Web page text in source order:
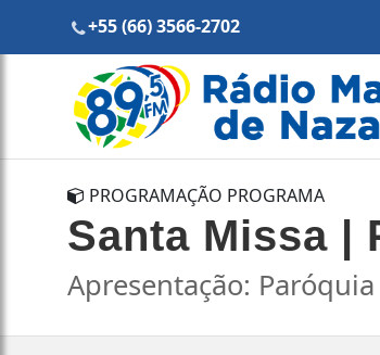
+55 (66) 3566-2702
PROGRAMAÇÃO PROGRAMA
Santa Missa |
Apresentação: